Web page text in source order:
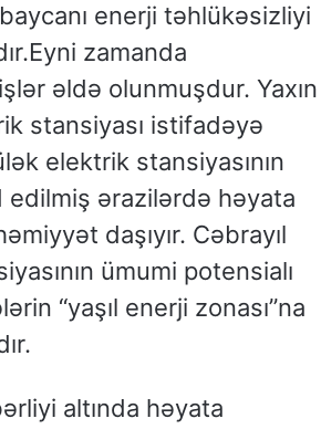
enerji təhlükəsizliyi
zamanda
əldə olunmuşdur. Yaxın
stansiyası istifadəyə
elektrik stansiyasının
ərazilərdə həyata
daşıyır. Cəbrayıl
ümumi potensialı
“yaşıl enerji zonası”na
altında həyata